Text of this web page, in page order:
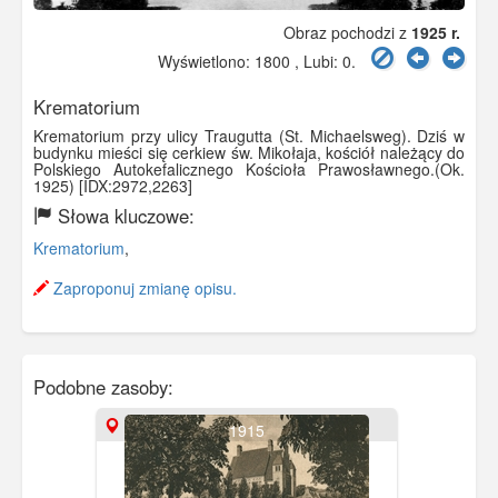
Obraz pochodzi z 1925 r.
Wyświetlono: 1800 , Lubi: 0.
Krematorium
Krematorium przy ulicy Traugutta (St. Michaelsweg). Dziś w
budynku mieści się cerkiew św. Mikołaja, kościół należący do
Polskiego Autokefalicznego Kościoła Prawosławnego.(Ok.
1925) [IDX:2972,2263]
Słowa kluczowe:
Krematorium,
Zaproponuj zmianę opisu.
Podobne zasoby:
1915